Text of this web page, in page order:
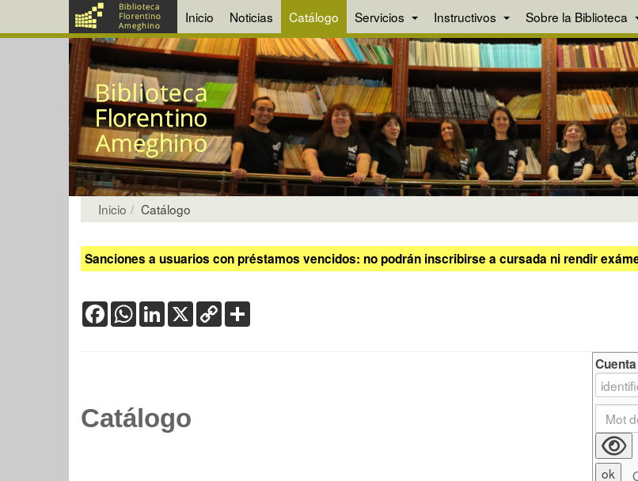
Inicio Noticias Catálogo Servicios Instructivos Sobre la Biblioteca
Inicio Catálogo
Sanciones a usuarios con préstamos vencidos: no podrán inscribirse a cursada ni rendir
FacebookWhatsApp
LinkedIn
X Copy
Link
Catálogo